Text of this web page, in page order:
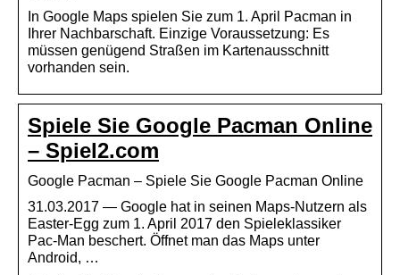
In Google Maps spielen Sie zum 1. April Pacman in
Ihrer Nachbarschaft. Einzige Voraussetzung: Es
müssen genügend Straßen im Kartenausschnitt
vorhanden sein.
Spiele Sie Google Pacman Online
– Spiel2.com
Google Pacman – Spiele Sie Google Pacman Online
31.03.2017 — Google hat in seinen Maps-Nutzern als
Easter-Egg zum 1. April 2017 den Spieleklassiker
Pac-Man beschert. Öffnet man das Maps unter
Android, …